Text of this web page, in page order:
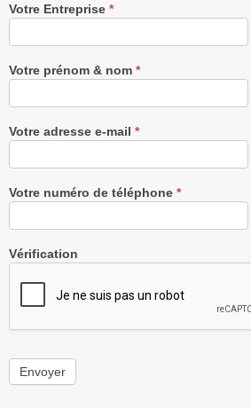
Recevez
notre
gratuitement
Votre Entreprise *
Votre prénom & nom *
Votre adresse e-mail *
Votre numéro de téléphone *
Vérification
Envoyer